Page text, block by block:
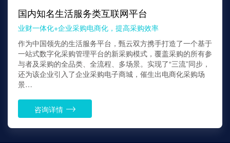
国内知名生活服务类互联网平台
业财一体化+企业采购电商化，提高采购效率
作为中国领先的生活服务平台，甄云双方携手打造了一个基于
一站式数字化采购管理平台的新采购模式，覆盖采购的所有参
与者及采购的全品类、全流程、多场景。实现了“三流”同步，
还为该企业引入了企业采购电子商城，催生出电商化采购场
景…
咨询详情